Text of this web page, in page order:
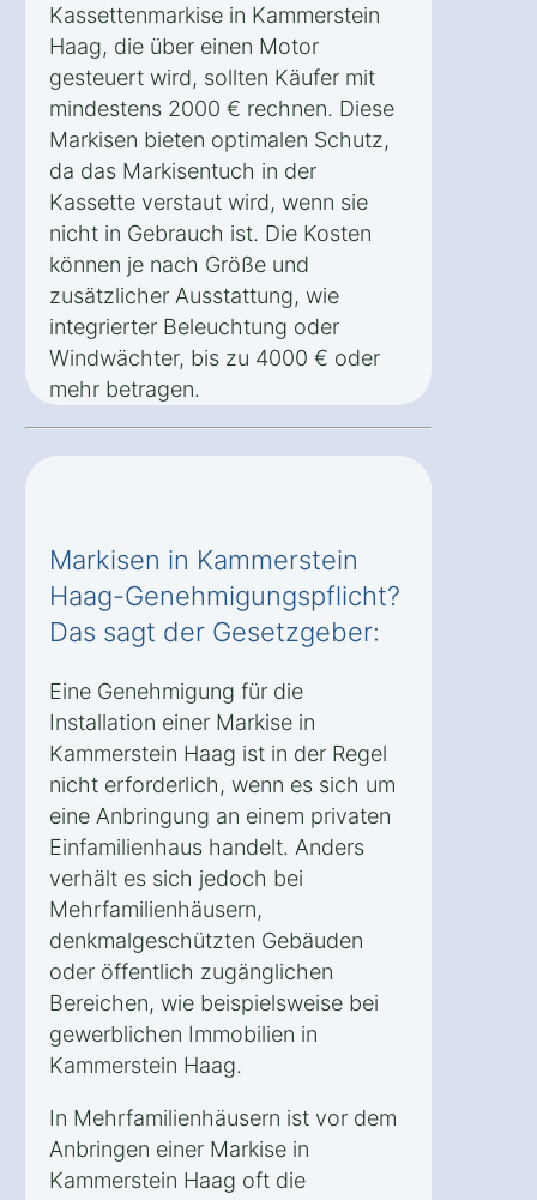
Kassettenmarkise in Kammerstein
Haag, die über einen Motor
gesteuert wird, sollten Käufer mit
mindestens 2000 € rechnen. Diese
Markisen bieten optimalen Schutz,
da das Markisentuch in der
Kassette verstaut wird, wenn sie
nicht in Gebrauch ist. Die Kosten
können je nach Größe und
zusätzlicher Ausstattung, wie
integrierter Beleuchtung oder
Windwächter, bis zu 4000 € oder
mehr betragen.
Markisen in Kammerstein
Haag-Genehmigungspflicht?
Das sagt der Gesetzgeber:
Eine Genehmigung für die
Installation einer Markise in
Kammerstein Haag ist in der Regel
nicht erforderlich, wenn es sich um
eine Anbringung an einem privaten
Einfamilienhaus handelt. Anders
verhält es sich jedoch bei
Mehrfamilienhäusern,
denkmalgeschützten Gebäuden
oder öffentlich zugänglichen
Bereichen, wie beispielsweise bei
gewerblichen Immobilien in
Kammerstein Haag.
In Mehrfamilienhäusern ist vor dem
Anbringen einer Markise in
Kammerstein Haag oft die